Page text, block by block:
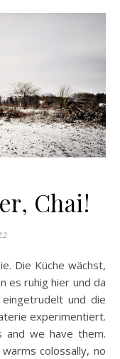
Chai!
es ruhig hier und da
und die
experimentiert.
and we have them.
colossally, no